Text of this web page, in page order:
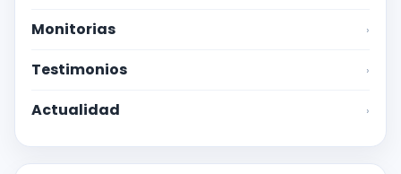
Monitorias ›
Testimonios ›
Actualidad ›